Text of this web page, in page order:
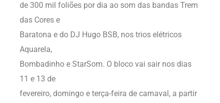
de 300 mil foliões por dia ao som das bandas Trem
das Cores e
Baratona e do DJ Hugo BSB, nos trios elétricos
Aquarela,
Bombadinho e StarSom. O bloco vai sair nos dias
11 e 13 de
fevereiro, domingo e terça-feira de carnaval, a partir